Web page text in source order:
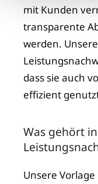
mit Kunden
transparente
werden.
dass sie auch
effizient
Was gehört
Unsere